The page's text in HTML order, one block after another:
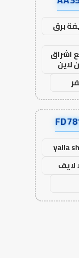
برق
اشراق
لاين
yalla
لايف